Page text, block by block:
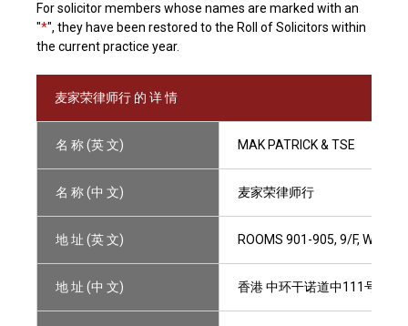
For solicitor members whose names are marked with an
"*", they have been restored to the Roll of Solicitors within
the current practice year.
麦家荣律师行 的 详 情
名 称 (英 文) MAK PATRICK & TSE
名 称 (中 文) 麦家荣律师行
地 址 (英 文) ROOMS 901-905, 9/F, WING
地 址 (中 文) 香港 中环干诺道中111号永